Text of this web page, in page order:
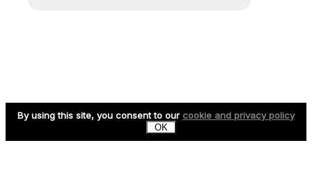
By using this site, you consent to our cookie and privacy policy